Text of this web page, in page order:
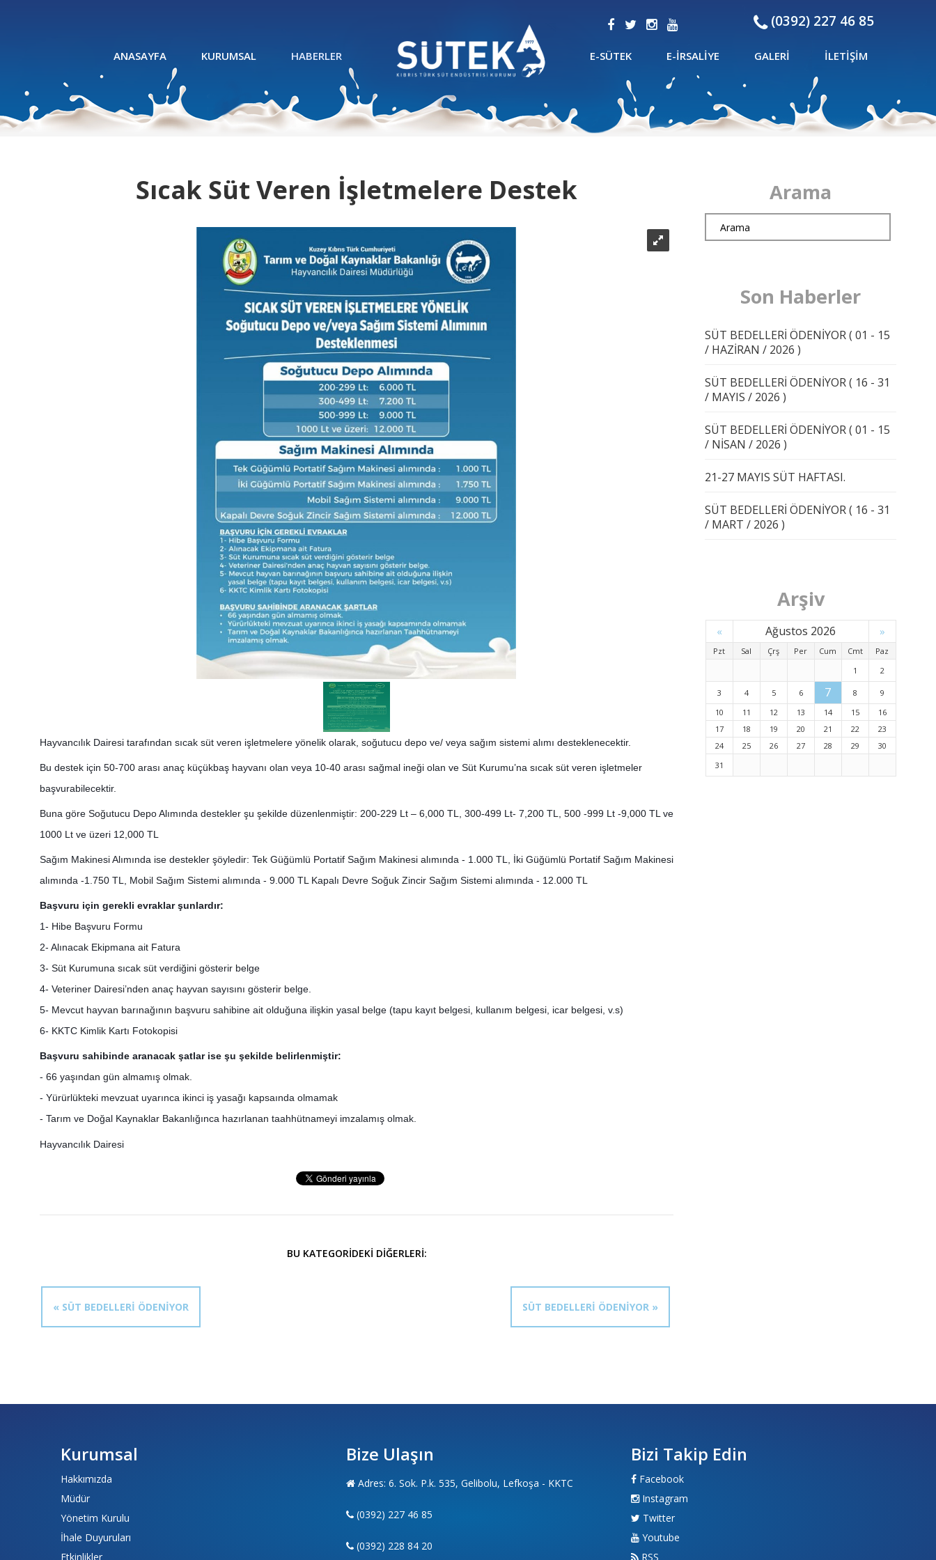
(0392) 227 46 85
ANASAYFA KURUMSAL HABERLER E-SÜTEK E-İRSALIYE GALERI İLETIŞIM
Sıcak Süt Veren İşletmelere Destek
Hayvancılık Dairesi tarafından sıcak süt veren işletmelere yönelik olarak, soğutucu depo ve/ veya sağım sistemi alımı desteklenecektir.
Bu destek için 50-700 arası anaç küçükbaş hayvanı olan veya 10-40 arası sağmal ineği olan ve Süt Kurumu’na sıcak süt veren işletmeler
başvurabilecektir.
Buna göre Soğutucu Depo Alımında destekler şu şekilde düzenlenmiştir: 200-229 Lt – 6,000 TL, 300-499 Lt- 7,200 TL, 500 -999 Lt -9,000 TL ve
1000 Lt ve üzeri 12,000 TL
Sağım Makinesi Alımında ise destekler şöyledir: Tek Güğümlü Portatif Sağım Makinesi alımında - 1.000 TL, İki Güğümlü Portatif Sağım Makinesi
alımında -1.750 TL, Mobil Sağım Sistemi alımında - 9.000 TL Kapalı Devre Soğuk Zincir Sağım Sistemi alımında - 12.000 TL
Başvuru için gerekli evraklar şunlardır:
1- Hibe Başvuru Formu
2- Alınacak Ekipmana ait Fatura
3- Süt Kurumuna sıcak süt verdiğini gösterir belge
4- Veteriner Dairesi’nden anaç hayvan sayısını gösterir belge.
5- Mevcut hayvan barınağının başvuru sahibine ait olduğuna ilişkin yasal belge (tapu kayıt belgesi, kullanım belgesi, icar belgesi, v.s)
6- KKTC Kimlik Kartı Fotokopisi
Başvuru sahibinde aranacak şatlar ise şu şekilde belirlenmiştir:
- 66 yaşından gün almamış olmak.
- Yürürlükteki mevzuat uyarınca ikinci iş yasağı kapsaında olmamak
- Tarım ve Doğal Kaynaklar Bakanlığınca hazırlanan taahhütnameyi imzalamış olmak.
Hayvancılık Dairesi
BU KATEGORIDEKI DIĞERLERI:
« SÜT BEDELLERİ ÖDENİYOR SÜT BEDELLERİ ÖDENİYOR »
Arama
Son Haberler
SÜT BEDELLERİ ÖDENİYOR ( 01 - 15
/ HAZİRAN / 2026 )
SÜT BEDELLERİ ÖDENİYOR ( 16 - 31
/ MAYIS / 2026 )
SÜT BEDELLERİ ÖDENİYOR ( 01 - 15
/ NİSAN / 2026 )
21-27 MAYIS SÜT HAFTASI.
SÜT BEDELLERİ ÖDENİYOR ( 16 - 31
/ MART / 2026 )
Arşiv
« Ağustos 2026 »
Pzt Sal Çrş Per Cum Cmt
Paz
1
2
3 4 5 6 7 8
9
10
11 12 13 14 15
16
17
18 19 20 21 22
23
24
25 26 27 28 29
30
31
Kurumsal
Hakkımızda
Müdür
Yönetim Kurulu
İhale Duyuruları
Etkinlikler
Bize Ulaşın
Adres: 6. Sok. P.k. 535, Gelibolu, Lefkoşa - KKTC
(0392) 227 46 85
(0392) 228 84 20
Bizi Takip Edin
Facebook
Instagram
Twitter
Youtube
RSS